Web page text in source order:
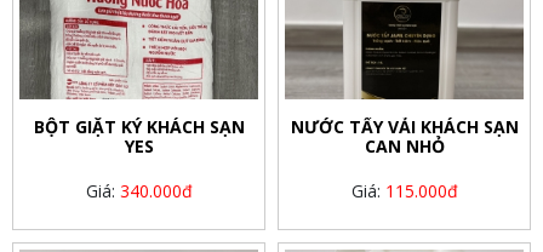
BỘT GIẶT KÝ KHÁCH SẠN
YES
Giá: 340.000đ
NƯỚC TẨY VẢI KHÁCH SẠN
CAN NHỎ
Giá: 115.000đ